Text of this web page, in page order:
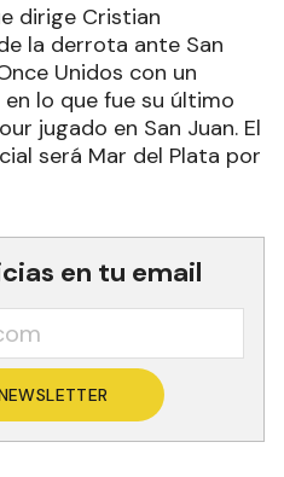
dirige Cristian
la derrota ante San
Unidos con un
lo que fue su último
jugado en San Juan. El
será Mar del Plata por
en tu email